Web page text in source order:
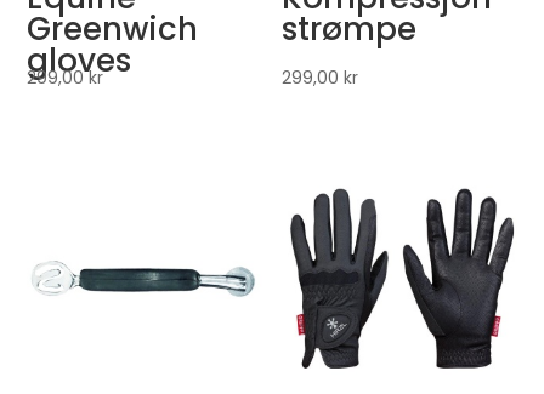
Greenwich
gloves
299,00kr
strømpe
299,00kr